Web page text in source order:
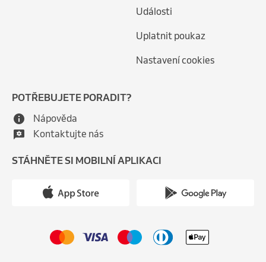
Události
Uplatnit poukaz
Nastavení cookies
POTŘEBUJETE PORADIT?
Nápověda
Kontaktujte nás
STÁHNĚTE SI MOBILNÍ APLIKACI